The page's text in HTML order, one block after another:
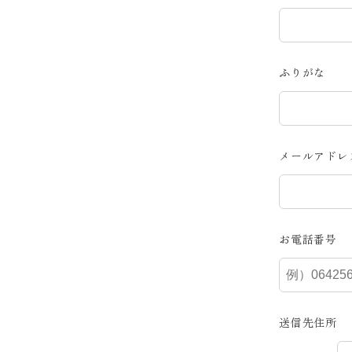
ふりがな
メールアドレ
お電話番号
送信先住所